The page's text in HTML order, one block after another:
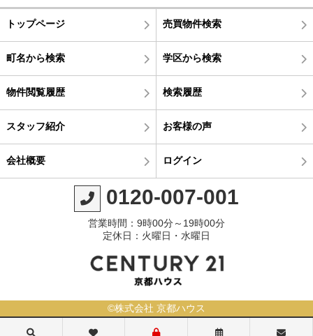
トップページ 売買物件検索
町名から検索 学区から検索
物件閲覧履歴 検索履歴
スタッフ紹介 お客様の声
会社概要 ログイン
0120-007-001
営業時間：9時00分～19時00分
定休日：火曜日・水曜日
©株式会社 京都ハウス